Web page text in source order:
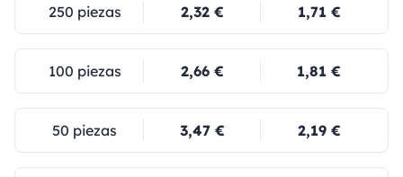
250 piezas 2,32 € 1,71 €
100 piezas 2,66 € 1,81 €
50 piezas 3,47 € 2,19 €